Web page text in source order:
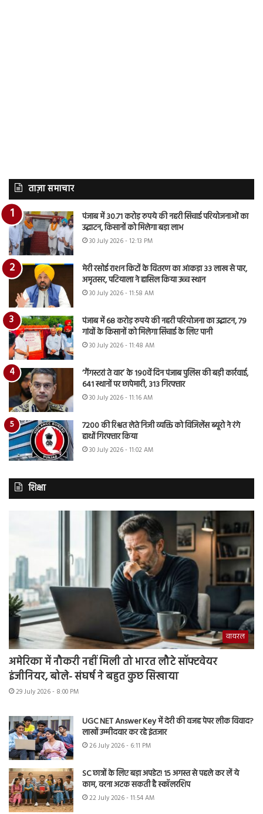
ताज़ा समाचार
पंजाब में 30.71 करोड़ रुपये की नहरी सिंचाई परियोजनाओं का
उद्घाटन, किसानों को मिलेगा बड़ा लाभ
30 July 2026 - 12:13 PM
मेरी रसोई राशन किटों के वितरण का आंकड़ा 33 लाख से पार,
अमृतसर, पटियाला ने हासिल किया उच्च स्थान
30 July 2026 - 11:58 AM
पंजाब में 68 करोड़ रुपये की नहरी परियोजना का उद्घाटन, 79
गांवों के किसानों को मिलेगा सिंचाई के लिए पानी
30 July 2026 - 11:48 AM
‘गैंगस्टरां ते वार’ के 190वें दिन पंजाब पुलिस की बड़ी कार्रवाई,
641 स्थानों पर छापेमारी, 313 गिरफ्तार
30 July 2026 - 11:16 AM
7200 की रिश्वत लेते निजी व्यक्ति को विजिलेंस ब्यूरो ने रंगे
हाथों गिरफ्तार किया
30 July 2026 - 11:02 AM
शिक्षा
वायरल
अमेरिका में नौकरी नहीं मिली तो भारत लौटे सॉफ्टवेयर
इंजीनियर, बोले- संघर्ष ने बहुत कुछ सिखाया
29 July 2026 - 8:00 PM
UGC NET Answer Key में देरी की वजह पेपर लीक विवाद?
लाखों उम्मीदवार कर रहे इंतजार
26 July 2026 - 6:11 PM
SC छात्रों के लिए बड़ा अपडेट! 15 अगस्त से पहले कर लें ये
काम, वरना अटक सकती है स्कॉलरशिप
22 July 2026 - 11:54 AM